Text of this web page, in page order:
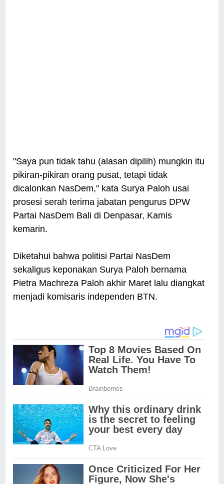
"Saya pun tidak tahu (alasan dipilih) mungkin itu
pikiran-pikiran orang pusat, tetapi tidak
dicalonkan NasDem," kata Surya Paloh usai
prosesi serah terima jabatan pengurus DPW
Partai NasDem Bali di Denpasar, Kamis
kemarin.
Diketahui bahwa politisi Partai NasDem
sekaligus keponakan Surya Paloh bernama
Pietra Machreza Paloh akhir Maret lalu diangkat
menjadi komisaris independen BTN.